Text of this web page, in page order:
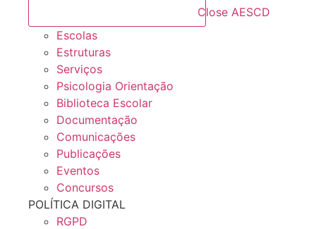
Close AESCD
Escolas
Estruturas
Serviços
Psicologia Orientação
Biblioteca Escolar
Documentação
Comunicações
Publicações
Eventos
Concursos
POLÍTICA DIGITAL
RGPD